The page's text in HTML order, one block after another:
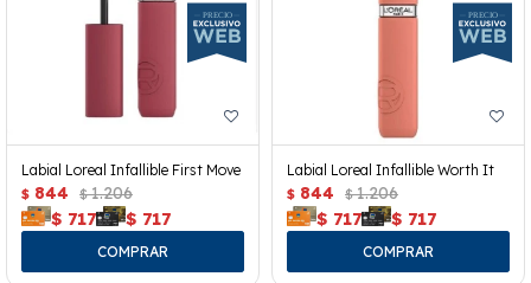
Labial Loreal Infallible First Move
$ 844 $ 1.206
$ 717 $ 717
Labial Loreal Infallible Worth It
$ 844 $ 1.206
$ 717 $ 717